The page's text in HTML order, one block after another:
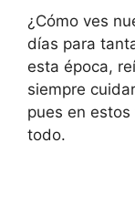
¿Cómo ves
días para
esta época,
siempre
pues en
todo.